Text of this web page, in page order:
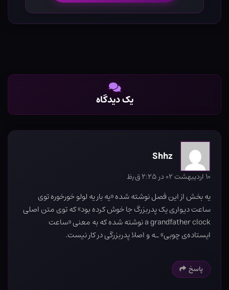
یک دیدگاه
Shhz
۱۰ اردیبهشت ۰۲ در ۲:۲۵ ق٫ظ
یه بخش از این فصل نوشته شده «یه بار یه لولو خورخوره توی
ساعت دیواری یک پدربزرگ جا خوش کرده بود» که توی متن اصلی
a grandfather clock نوشته شده که به معنی «ساعت
ایستاده‌ی چوبی» ـه و اصلا پدربزرگی در کار نیست.
پاسخ